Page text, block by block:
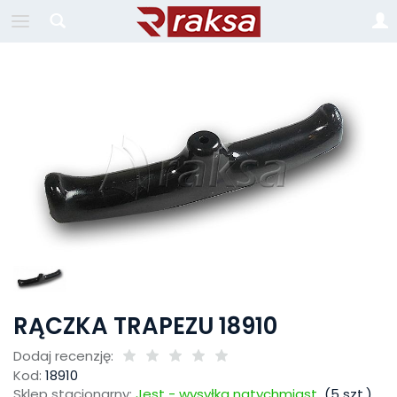
RĄCZKA TRAPEZU 18910
Dodaj recenzję:
Kod: 18910